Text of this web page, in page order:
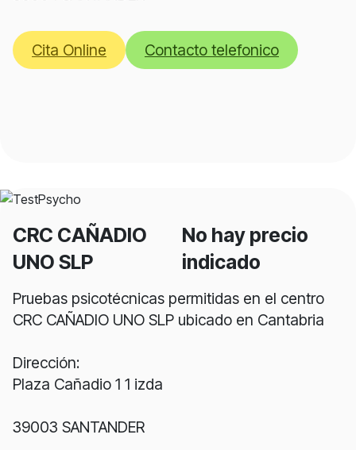
Cita Online Contacto telefonico
CRC CAÑADIO
UNO SLP
No hay precio
indicado
Pruebas psicotécnicas permitidas en el centro
CRC CAÑADIO UNO SLP ubicado en Cantabria
Dirección:
Plaza Cañadio 1 1 izda
39003 SANTANDER